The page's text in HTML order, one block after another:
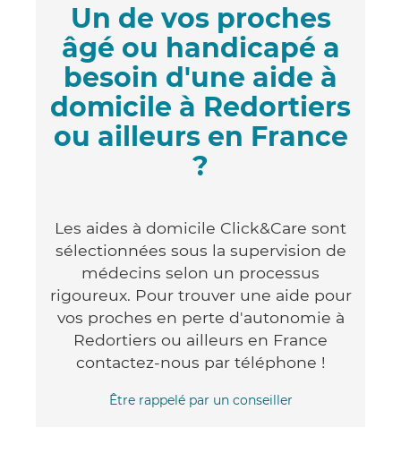
Un de vos proches
âgé ou handicapé a
besoin d'une aide à
domicile à Redortiers
ou ailleurs en France
?
Les aides à domicile Click&Care sont
sélectionnées sous la supervision de
médecins selon un processus
rigoureux. Pour trouver une aide pour
vos proches en perte d'autonomie à
Redortiers ou ailleurs en France
contactez-nous par téléphone !
Être rappelé par un conseiller